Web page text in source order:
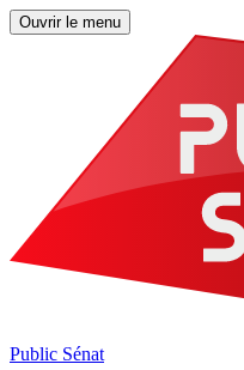
Ouvrir le menu
Public Sénat